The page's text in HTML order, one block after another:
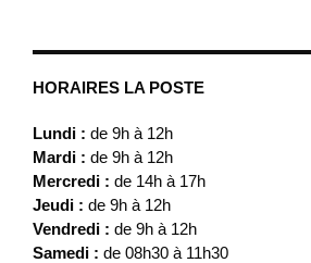
HORAIRES LA POSTE
Lundi : de 9h à 12h
Mardi : de 9h à 12h
Mercredi : de 14h à 17h
Jeudi : de 9h à 12h
Vendredi : de 9h à 12h
Samedi : de 08h30 à 11h30